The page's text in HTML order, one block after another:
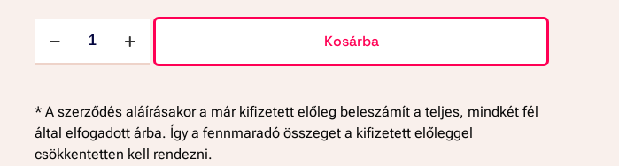
Kreatív
mennyiség
Kosárba
* A szerződés aláírásakor a már kifizetett előleg beleszámít a teljes, mindkét fél
által elfogadott árba. Így a fennmaradó összeget a kifizetett előleggel
csökkentetten kell rendezni.